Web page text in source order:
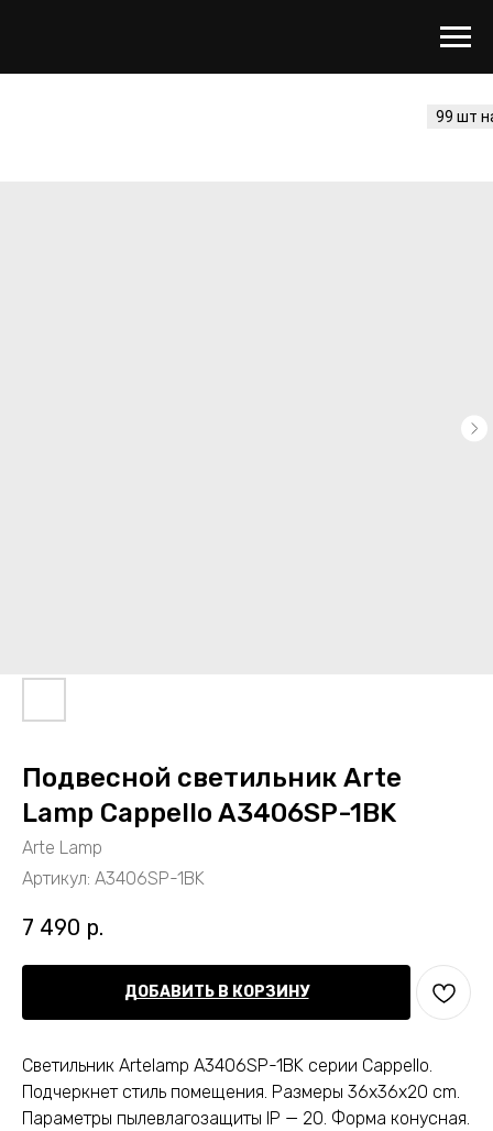
Подвесной светильник Arte
Lamp Cappello A3406SP-1BK
Arte Lamp
Артикул: A3406SP-1BK
7 490 р.
ДОБАВИТЬ В КОРЗИНУ
Светильник Artelamp A3406SP-1BK серии Cappello.
Подчеркнет стиль помещения. Размеры 36x36x20 cm.
Параметры пылевлагозащиты IP — 20. Форма конусная.